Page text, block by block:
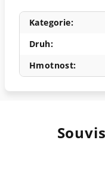
Kategorie:
Druh:
Hmotnost: